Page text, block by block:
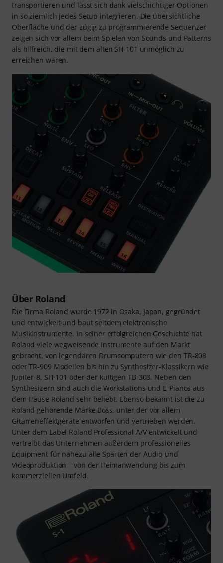
transportieren und lässt sich dank vielschichtiger Optionen
in so ziemlich jedes Setup integrieren. Die übersichtliche
Oberfläche und der zügig zu programmierende Sequenzer
zeigen sich vor allem beim Spielen von Sounds und Patterns
als hilfreich, die mit dem alten SH-101 unmöglich zu
erreichen waren.
Über Roland
Die Firma Roland wurde 1972 in Osaka, Japan, gegründet
und entwickelt und baut seitdem elektronische
Musikinstrumente. In seiner erfolgreichen Geschichte hat
Roland viele wegweisende Instrumente auf den Markt
gebracht, von legendären Drumcomputern wie den TR-808
oder TR-909 Modellen bis hin zu Synthesizer-Klassikern wie
Jupiter-8, SH-101 oder der kultigen TB-303. Neben den
Synthesizern sind auch die Workstations und E-Pianos aus
dem Hause Roland sehr beliebt. Ebenso bekannt ist die zu
Roland gehörende Marke Boss, unter der vor allem
Gitarreneffektgeräte entworfen und vertrieben werden.
Unter dem Label Roland Professional A/V entwickelt und
vertreibt das Unternehmen außerdem professionelles
Equipment für nahezu alle Sparten der Audio-und
Videoproduktion – von der Heimanwendung bis zum
kommerziellen Umfeld.